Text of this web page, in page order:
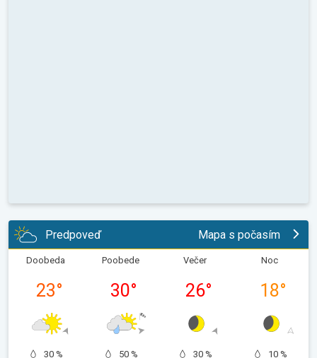
Predpoveď Mapa s počasím
Doobeda
23°
30 %
Poobede
30°
50 %
Večer
26°
30 %
Noc
18°
10 %